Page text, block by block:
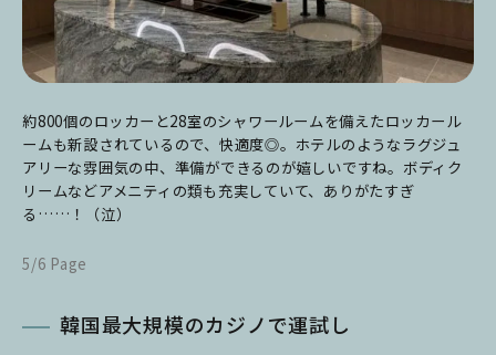
約800個のロッカーと28室のシャワールームを備えたロッカール
ームも新設されているので、快適度◎。ホテルのようなラグジュ
アリーな雰囲気の中、準備ができるのが嬉しいですね。ボディク
リームなどアメニティの類も充実していて、ありがたすぎ
る……！（泣）
5/6 Page
韓国最大規模のカジノで運試し